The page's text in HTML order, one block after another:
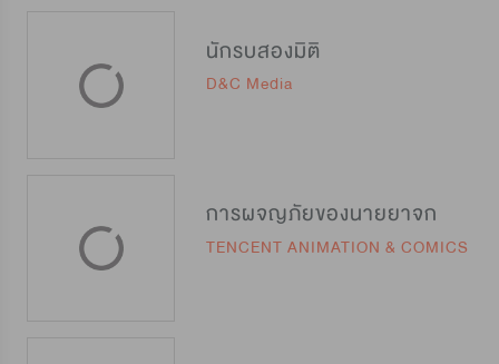
นักรบสองมิติ
D&C Media
การผจญภัยของนายยาจก
TENCENT ANIMATION & COMICS